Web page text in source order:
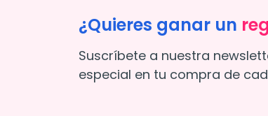
¿Quieres ganar un
Suscríbete a nuestra
especial en tu compra de